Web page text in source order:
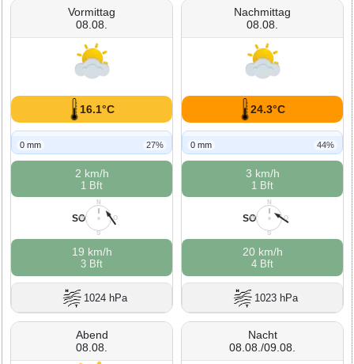
Vormittag
08.08.
16.1°C
0 mm 27%
2 km/h
1 Bft
N
O
S
W
SO
19 km/h
3 Bft
1024 hPa
Nachmittag
08.08.
24.3°C
0 mm 44%
3 km/h
1 Bft
N
O
S
W
SO
20 km/h
4 Bft
1023 hPa
Abend
08.08.
Nacht
08.08./09.08.